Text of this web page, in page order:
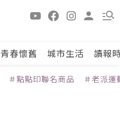
青春懷舊 城市生活 讀報
＃點點印聯名商品 ＃老派運